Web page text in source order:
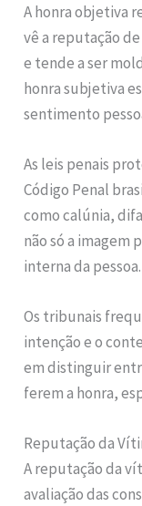
A honra objetiva
vê a reputação
e tende a ser
honra subjetiva
sentimento
As leis penais
Código Penal
como calúnia,
não só a imagem
interna da pessoa.
Os tribunais
intenção e o
em distinguir
ferem a honra,
Reputação da
A reputação da
avaliação das